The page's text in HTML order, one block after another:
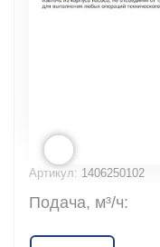
Артикул: 1406250102
Подача, м³/ч: